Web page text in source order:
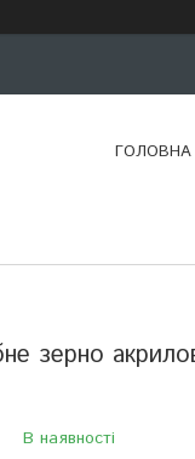
ГОЛОВНА
зерно
В наявності